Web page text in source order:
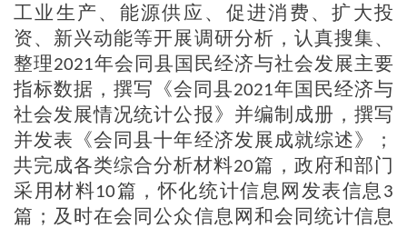
工业生产、能源供应、促进消费、扩大投
资、新兴动能等开展调研分析，认真搜集、
整理2021年会同县国民经济与社会发展主要
指标数据，撰写《会同县2021年国民经济与
社会发展情况统计公报》并编制成册 ，撰写
并发表《会同县十年经济发展成就综述》
；
共完成各类综合分析材料20篇，政府和部门
采用材料10篇，怀化统计信息网发表信息 3
篇；及时在会同公众信息网和会同统计信息